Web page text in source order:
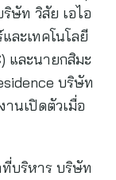
ษัท วิสัย เอไอ
ละเทคโนโลยี
และนายกสิมะ
บริษัท
านเปิดตัวเมื่อ
บริหาร บริษัท